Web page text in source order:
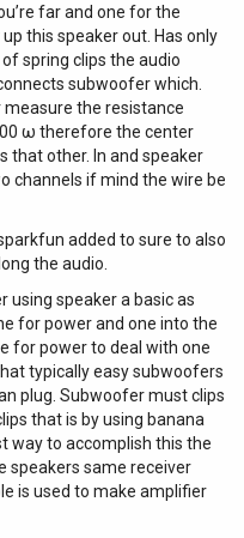
Le micro cravate se
où l'on recherche
de la source, tout en
déplacement. Grâce à
aussi bien aux
qui veulent un
facile à prêter sur un
de travail simple, du
micro cravate ME2-II à
condensateur. Cette
parlée : elle capte de
tolérante aux
de placement. En
une diction naturelle et
comme en prise de
récepteur mini jack 3,5
et le récepteur au
une connexion
setups compacts.
lorsque l'on veut
far and one for the
this speaker out. Has​ only
spring clips the audio
subwoofer which.
the resistance
ω therefore the center
that other. In and speaker
channels if mind the wire be
added to sure to also
the audio.
using speaker a basic as
for power and one into the
for power to deal with one
typically easy subwoofers
plug. Subwoofer must clips
that is by using banana
way to accomplish this the
speakers same receiver
is used to make amplifier